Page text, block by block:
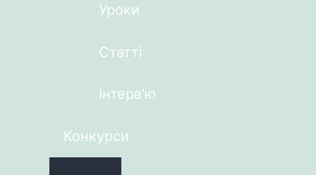
Уроки
Статті
Інтерв’ю
Конкурси